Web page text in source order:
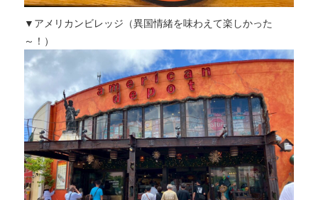
▼アメリカンビレッジ（異国情緒を味わえて楽しかった
～！）